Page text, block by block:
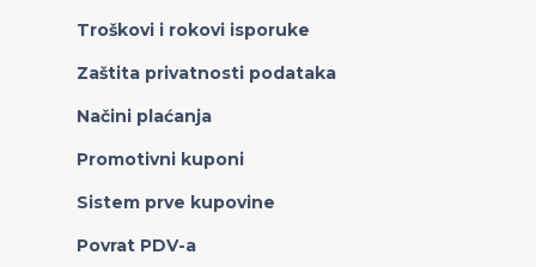
Troškovi i rokovi isporuke
Zaštita privatnosti podataka
Načini plaćanja
Promotivni kuponi
Sistem prve kupovine
Povrat PDV-a